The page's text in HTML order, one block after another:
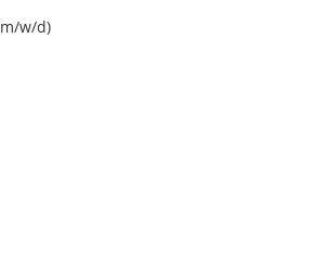
w/d)